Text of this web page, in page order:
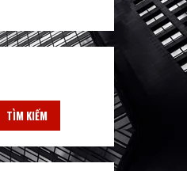
TÌM KIẾM